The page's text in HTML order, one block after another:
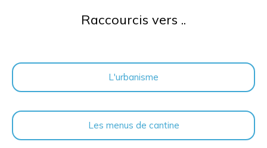
Raccourcis vers ..
L'urbanisme
Les menus de cantine